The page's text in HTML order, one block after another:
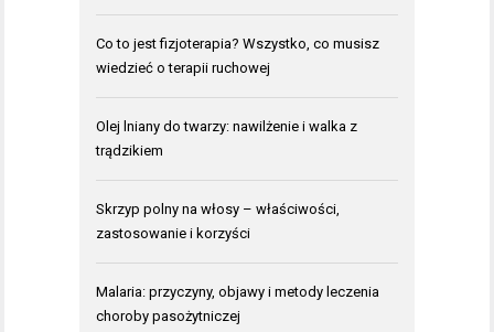
Co to jest fizjoterapia? Wszystko, co musisz
wiedzieć o terapii ruchowej
Olej lniany do twarzy: nawilżenie i walka z
trądzikiem
Skrzyp polny na włosy – właściwości,
zastosowanie i korzyści
Malaria: przyczyny, objawy i metody leczenia
choroby pasożytniczej